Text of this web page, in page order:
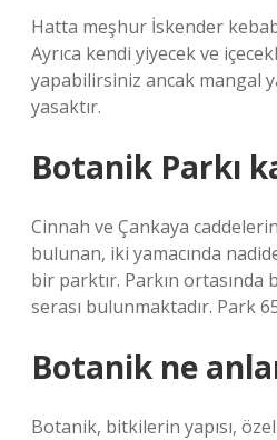
Hatta meşhur İskender
Ayrıca kendi yiyecek ve
yapabilirsiniz ancak mangal
yasaktır.
Botanik Parkı
Cinnah ve Çankaya
bulunan, iki yamacında
bir parktır. Parkın ortasında
serası bulunmaktadır. Park
Botanik ne
Botanik, bitkilerin yapısı,